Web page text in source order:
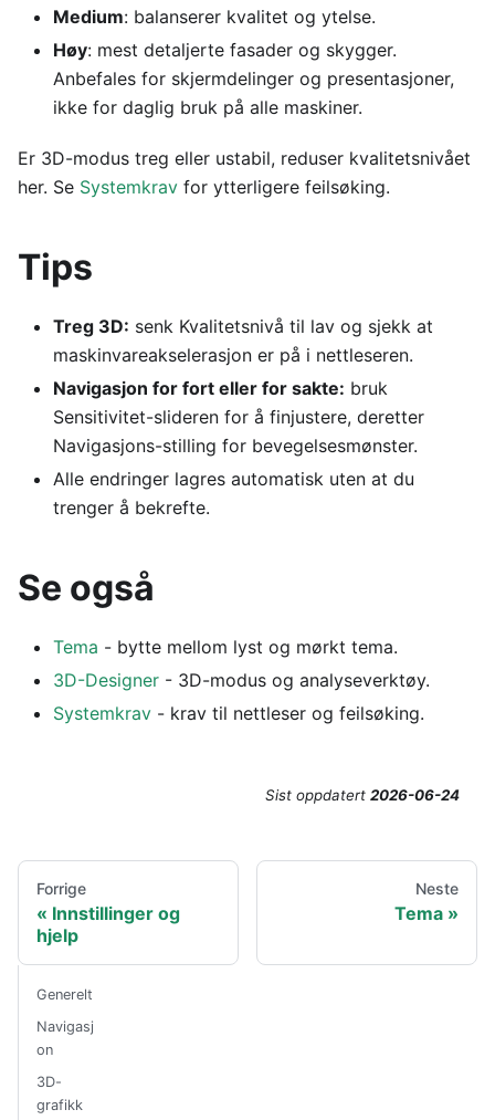
Medium: balanserer kvalitet og ytelse.
Høy: mest detaljerte fasader og skygger.
Anbefales for skjermdelinger og presentasjoner,
ikke for daglig bruk på alle maskiner.
Er 3D-modus treg eller ustabil, reduser kvalitetsnivået
her. Se Systemkrav for ytterligere feilsøking.
Tips
Treg 3D: senk Kvalitetsnivå til lav og sjekk at
maskinvareakselerasjon er på i nettleseren.
Navigasjon for fort eller for sakte: bruk
Sensitivitet-slideren for å finjustere, deretter
Navigasjons-stilling for bevegelsesmønster.
Alle endringer lagres automatisk uten at du
trenger å bekrefte.
Se også
Tema - bytte mellom lyst og mørkt tema.
3D-Designer - 3D-modus og analyseverktøy.
Systemkrav - krav til nettleser og feilsøking.
Sist oppdatert 2026-06-24
Forrige
Innstillinger og
hjelp
Neste
Tema
Generelt
Navigasj
on
3D-
grafikk